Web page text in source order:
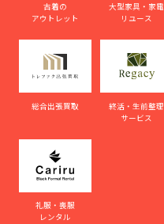
古着の
アウトレット
大型家具・家電
リユース
総合出張買取
終活・生前整理
サービス
礼服・喪服
レンタル